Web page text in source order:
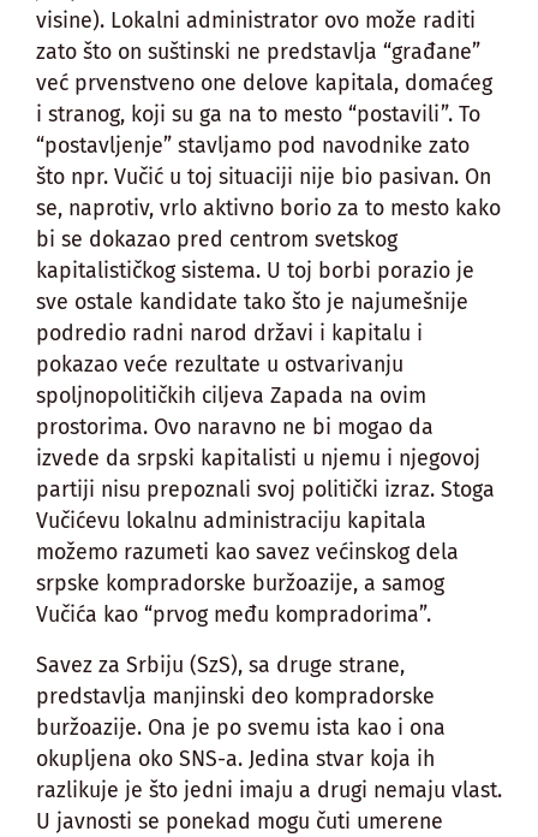
visine). Lokalni administrator ovo može raditi
zato što on suštinski ne predstavlja “građane”
već prvenstveno one delove kapitala, domaćeg
i stranog, koji su ga na to mesto “postavili”. To
“postavljenje” stavljamo pod navodnike zato
što npr. Vučić u toj situaciji nije bio pasivan. On
se, naprotiv, vrlo aktivno borio za to mesto kako
bi se dokazao pred centrom svetskog
kapitalističkog sistema. U toj borbi porazio je
sve ostale kandidate tako što je najumešnije
podredio radni narod državi i kapitalu i
pokazao veće rezultate u ostvarivanju
spoljnopolitičkih ciljeva Zapada na ovim
prostorima. Ovo naravno ne bi mogao da
izvede da srpski kapitalisti u njemu i njegovoj
partiji nisu prepoznali svoj politički izraz. Stoga
Vučićevu lokalnu administraciju kapitala
možemo razumeti kao savez većinskog dela
srpske kompradorske buržoazije, a samog
Vučića kao “prvog među kompradorima”.
Savez za Srbiju (SzS), sa druge strane,
predstavlja manjinski deo kompradorske
buržoazije. Ona je po svemu ista kao i ona
okupljena oko SNS-a. Jedina stvar koja ih
razlikuje je što jedni imaju a drugi nemaju vlast.
U javnosti se ponekad mogu čuti umerene